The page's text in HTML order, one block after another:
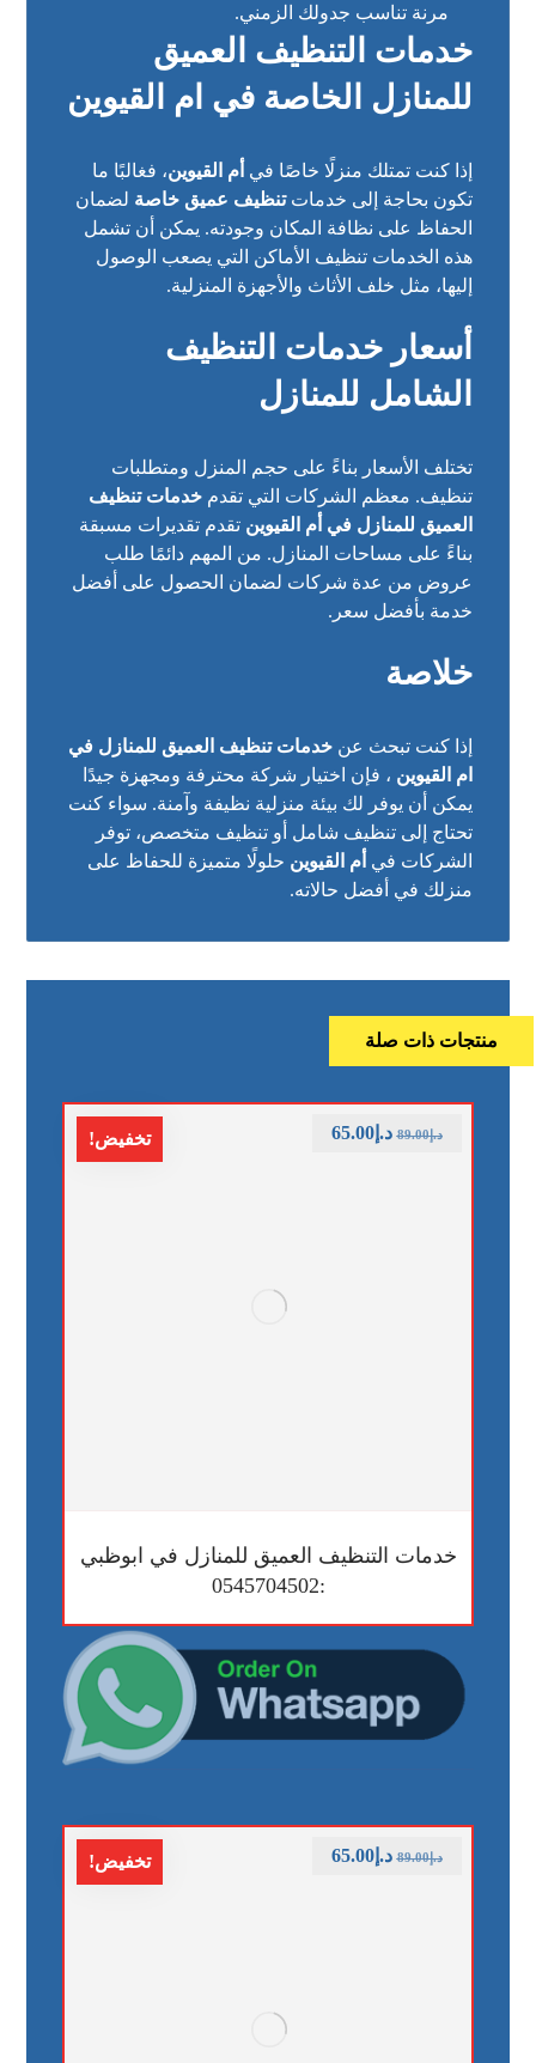
مرنة تناسب جدولك الزمني.
خدمات التنظيف العميق
للمنازل الخاصة في ام القيوين
إذا كنت تمتلك منزلًا خاصًا في أم القيوين، فغالبًا ما
تكون بحاجة إلى خدماتتنظيف عميق خاصة لضمان
الحفاظ على نظافة المكان وجودته. يمكن أن تشمل
هذه الخدمات تنظيف الأماكن التي يصعب الوصول
إليها، مثل خلف الأثاث والأجهزة المنزلية.
أسعار خدمات التنظيف
الشامل للمنازل
تختلف الأسعار بناءً على حجم المنزل ومتطلبات
تنظيف. معظم الشركات التي تقدمخدمات تنظيف
العميق للمنازل في أم القيوين تقدم تقديرات مسبقة
بناءً على مساحات المنازل. من المهم دائمًا طلب
عروض من عدة شركات لضمان الحصول على أفضل
خدمة بأفضل سعر.
خلاصة
إذا كنت تبحث عنخدمات تنظيف العميق للمنازل في
ام القيوين ، فإن اختيار شركة محترفة ومجهزة جيدًا
يمكن أن يوفر لك بيئة منزلية نظيفة وآمنة. سواء كنت
تحتاج إلى تنظيف شامل أو تنظيف متخصص، توفر
الشركات في أم القيوين حلولًا متميزة للحفاظ على
منزلك في أفضل حالاته.
منتجات ذات صلة
تخفيض!
خدمات التنظيف العميق للمنازل في ابوظبي
:0545704502
د.إ89.00 د.إ65.00
تخفيض! د.إ89.00 د.إ65.00